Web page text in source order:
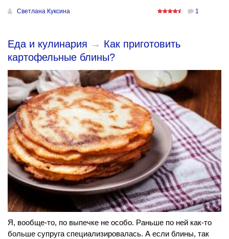
Светлана Куксина 1
Еда и кулинария → Как приготовить
картофельные блины?
Я, вообще-то, по выпечке не особо. Раньше по ней как-то
больше супруга специализировалась. А если блины, так